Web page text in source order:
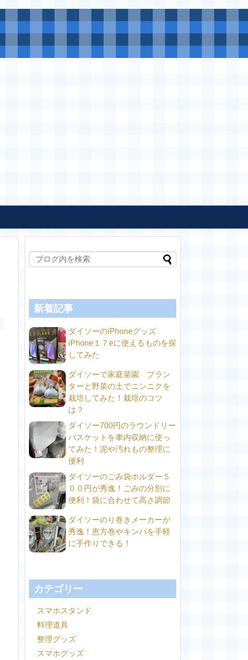
新着記事
ダイソーのiPhoneグッズ
iPhone１７eに使えるものを探
してみた
ダイソーで家庭菜園 プラン
ターと野菜の土でニンニクを
栽培してみた！栽培のコツ
は？
ダイソー700円のラウンドリー
バスケットを車内収納に使っ
てみた！泥や汚れもの整理に
便利
ダイソーのごみ袋ホルダー５
００円が秀逸！ごみの分別に
便利！袋に合わせて高さ調節
ダイソーのり巻きメーカーが
秀逸！恵方巻やキンパを手軽
に手作りできる！
カテゴリー
スマホスタンド
料理道具
整理グッズ
スマホグッズ